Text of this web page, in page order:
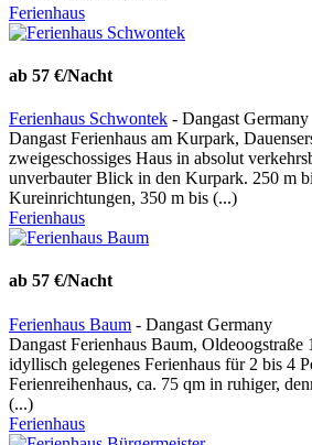
Ferienhaus
ab 57 €/Nacht
Ferienhaus Schwontek - Dangast Germany
Dangast Ferienhaus am Kurpark,
zweigeschossiges Haus in absolut
unverbauter Blick in den Kurpark. 250 m
Kureinrichtungen, 350 m bis (...)
Ferienhaus
ab 57 €/Nacht
Ferienhaus Baum - Dangast Germany
Dangast Ferienhaus Baum, Oldeoogstraße
idyllisch gelegenes Ferienhaus für 2 bis 4
Ferienreihenhaus, ca. 75 qm in ruhiger,
(...)
Ferienhaus